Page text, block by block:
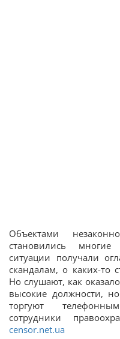
Объектами
становились
ситуации получали
скандалам, о каких-то
Но слушают, как
высокие должности,
торгуют
сотрудники
censor.net.ua